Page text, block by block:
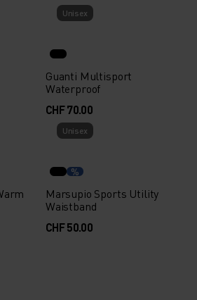
Unisex
Guanti Multisport
Waterproof
CHF 70.00
Unisex
%
Marsupio Sports Utility
Waistband
CHF 50.00